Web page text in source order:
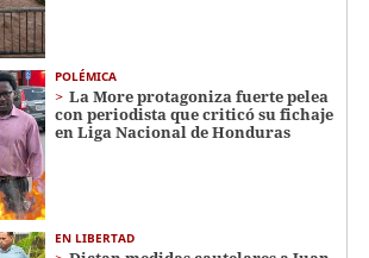
POLÉMICA
La More protagoniza fuerte pelea
con periodista que criticó su fichaje
en Liga Nacional de Honduras
EN LIBERTAD